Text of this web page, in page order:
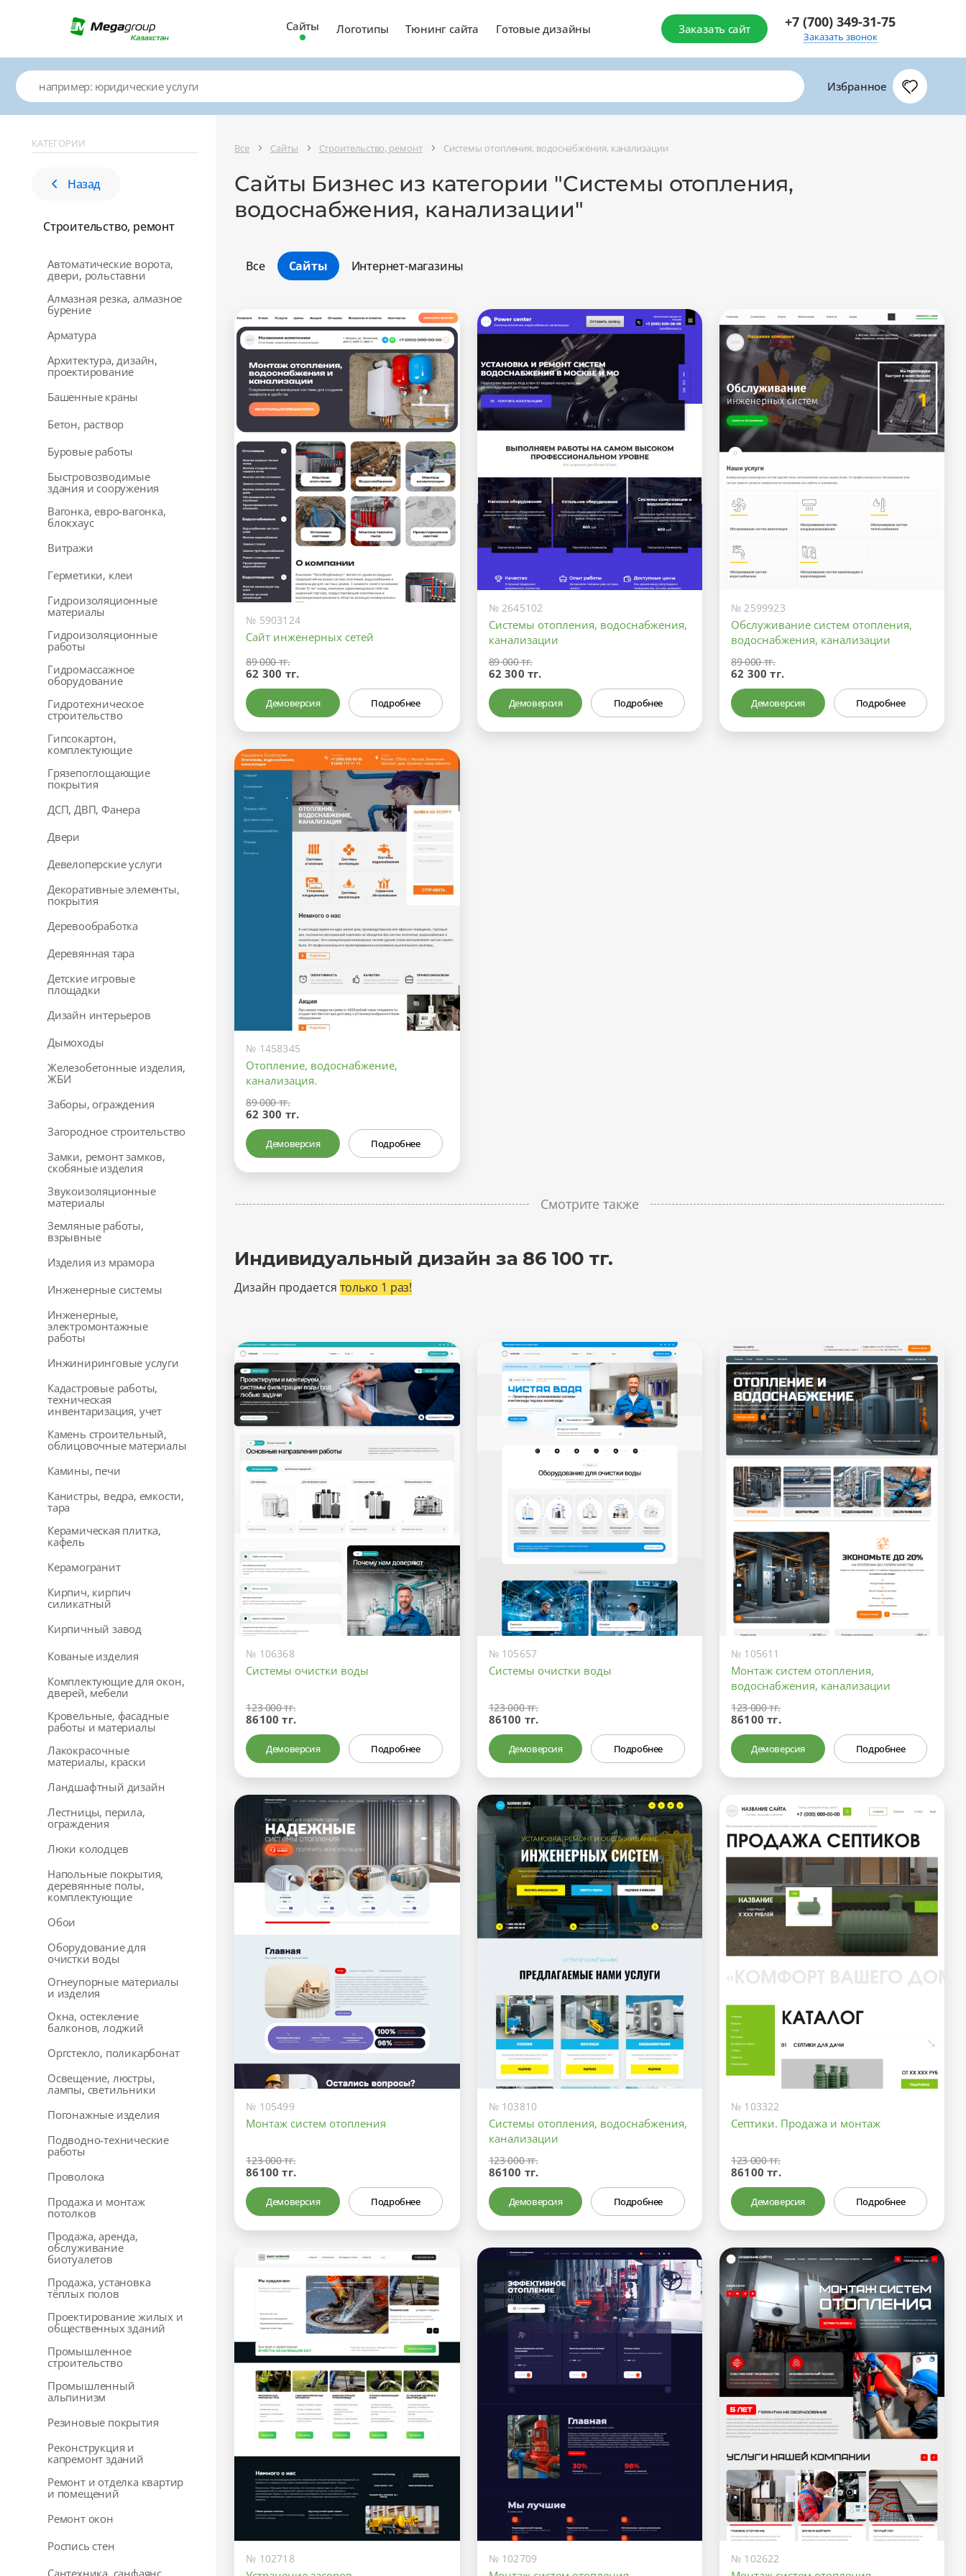
Сайты Логотипы Тюнинг сайта Готовые дизайны Заказать сайт +7 (700) 349-31-75
Заказать звонок
Избранное
КАТЕГОРИИ
Назад
Строительство, ремонт
Автоматические ворота,
двери, рольставни
Алмазная резка, алмазное
бурение
Арматура
Архитектура, дизайн,
проектирование
Башенные краны
Бетон, раствор
Буровые работы
Быстровозводимые
здания и сооружения
Вагонка, евро-вагонка,
блокхаус
Витражи
Герметики, клеи
Гидроизоляционные
материалы
Гидроизоляционные
работы
Гидромассажное
оборудование
Гидротехническое
строительство
Гипсокартон,
комплектующие
Грязепоглощающие
покрытия
ДСП, ДВП, Фанера
Двери
Девелоперские услуги
Декоративные элементы,
покрытия
Деревообработка
Деревянная тара
Детские игровые
площадки
Дизайн интерьеров
Дымоходы
Железобетонные изделия,
ЖБИ
Заборы, ограждения
Загородное строительство
Замки, ремонт замков,
скобяные изделия
Звукоизоляционные
материалы
Земляные работы,
взрывные
Изделия из мрамора
Инженерные системы
Инженерные,
электромонтажные
работы
Инжиниринговые услуги
Кадастровые работы,
техническая
инвентаризация, учет
Камень строительный,
облицовочные материалы
Камины, печи
Канистры, ведра, емкости,
тара
Керамическая плитка,
кафель
Керамогранит
Кирпич, кирпич
силикатный
Кирпичный завод
Кованые изделия
Комплектующие для окон,
дверей, мебели
Кровельные, фасадные
работы и материалы
Лакокрасочные
материалы, краски
Ландшафтный дизайн
Лестницы, перила,
ограждения
Люки колодцев
Напольные покрытия,
деревянные полы,
комплектующие
Обои
Оборудование для
очистки воды
Огнеупорные материалы
и изделия
Окна, остекление
балконов, лоджий
Оргстекло, поликарбонат
Освещение, люстры,
лампы, светильники
Погонажные изделия
Подводно-технические
работы
Проволока
Продажа и монтаж
потолков
Продажа, аренда,
обслуживание
биотуалетов
Продажа, установка
тёплых полов
Проектирование жилых и
общественных зданий
Промышленное
строительство
Промышленный
альпинизм
Резиновые покрытия
Реконструкция и
капремонт зданий
Ремонт и отделка квартир
и помещений
Ремонт окон
Роспись стен
Сантехника, санфаянс
Все Сайты Строительство, ремонт Системы отопления, водоснабжения, канализации
Сайты Бизнес из категории "Системы отопления,
водоснабжения, канализации"
Все Сайты
Оптимальный
Максимальный
Интернет-магазины
№ 5903124
Сайт инженерных сетей
89 000 тг.
62 300 тг.
Демоверсия Подробнее
№ 2645102
Системы отопления, водоснабжения,
канализации
89 000 тг.
62 300 тг.
Демоверсия Подробнее
№ 2599923
Обслуживание систем отопления,
водоснабжения, канализации
89 000 тг.
62 300 тг.
Демоверсия Подробнее
№ 1458345
Отопление, водоснабжение,
канализация.
89 000 тг.
62 300 тг.
Демоверсия Подробнее
Смотрите также
Индивидуальный дизайн за 86 100 тг.
Дизайн продается только 1 раз!
№ 106368
Системы очистки воды
123 000 тг.
86100 тг.
Демоверсия Подробнее
№ 105657
Системы очистки воды
123 000 тг.
86100 тг.
Демоверсия Подробнее
№ 105611
Монтаж систем отопления,
водоснабжения, канализации
123 000 тг.
86100 тг.
Демоверсия Подробнее
№ 105499
Монтаж систем отопления
123 000 тг.
86100 тг.
Демоверсия Подробнее
№ 103810
Системы отопления, водоснабжения,
канализации
123 000 тг.
86100 тг.
Демоверсия Подробнее
№ 103322
Септики. Продажа и монтаж
123 000 тг.
86100 тг.
Демоверсия Подробнее
№ 102718 № 102709 № 102622